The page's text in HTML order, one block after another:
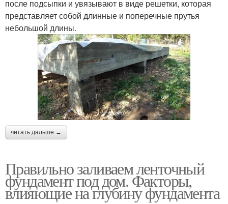
после подсыпки и увязывают в виде решетки, которая
представляет собой длинные и поперечные прутья
небольшой длины.
читать дальше →
Правильно заливаем ленточный
фундамент под дом. Факторы,
влияющие на глубину фундамента